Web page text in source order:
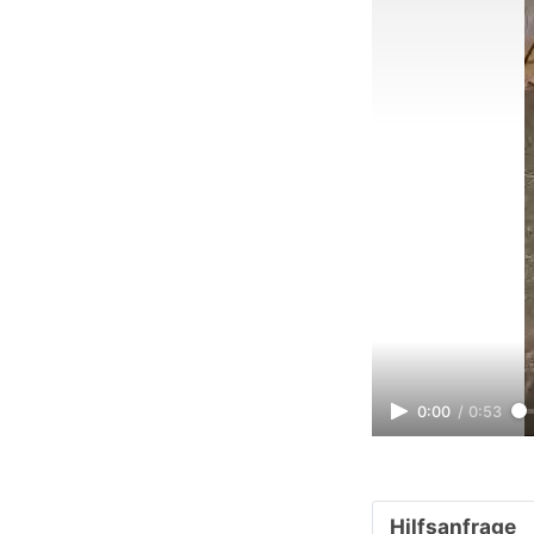
0:00 / 0:53
Hilfsanfrage